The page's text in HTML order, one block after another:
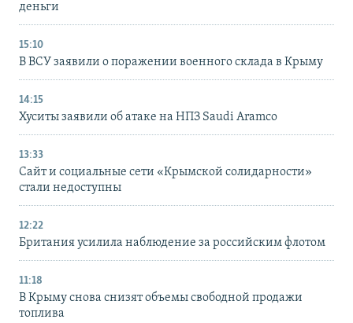
деньги
15:10
В ВСУ заявили о поражении военного склада в Крыму
14:15
Хуситы заявили об атаке на НПЗ Saudi Aramco
13:33
Сайт и социальные сети «Крымской солидарности»
стали недоступны
12:22
Британия усилила наблюдение за российским флотом
11:18
В Крыму снова снизят объемы свободной продажи
топлива